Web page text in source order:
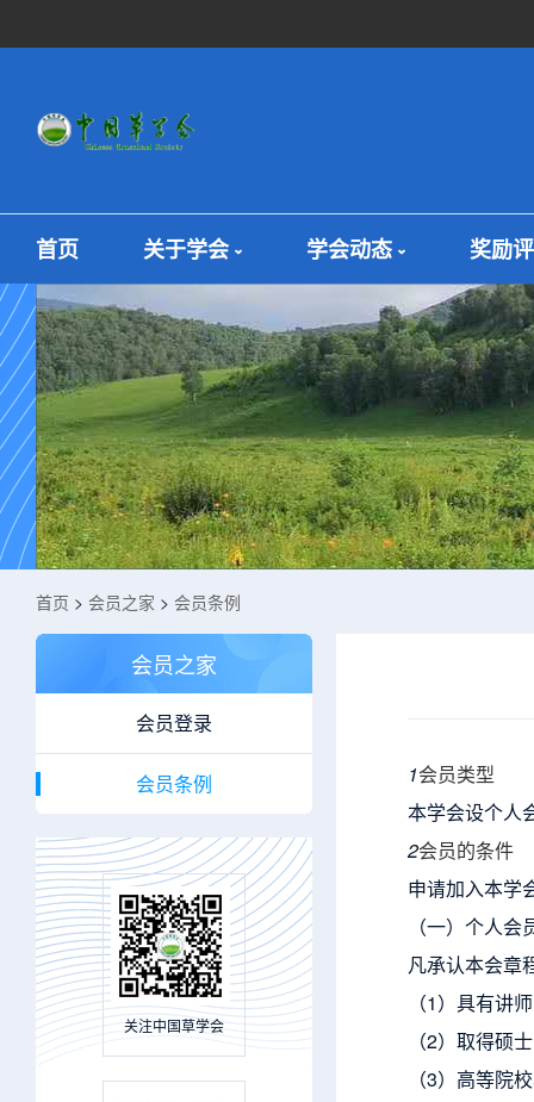
首页 关于学会 学会动态 奖励
首页 > 会员之家 > 会员条例
会员之家
会员登录
会员条例
关注中国草学会
1会员类型
本学会设个人
2会员的条件
申请加入本学
（一）个人
凡承认本会章
（1）具有讲
（2）取得硕
（3）高等院